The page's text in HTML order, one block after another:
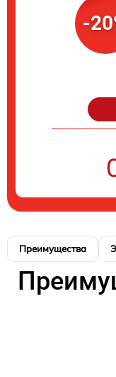
-
Преимущества